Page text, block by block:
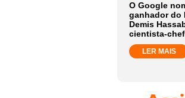
O Google
ganhador do
Demis
cientista-
LER MAIS